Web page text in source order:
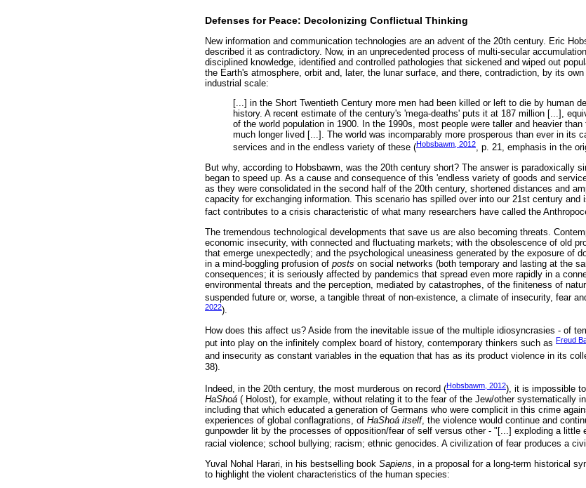
Defenses for Peace: Decolonizing Conflictual Thinking
New information and communication technologies are an advent of the 20th century. Eric
described it as contradictory. Now, in an unprecedented process of multi-secular
disciplined knowledge, identified and controlled pathologies that sickened and wiped out
the Earth's atmosphere, orbit and, later, the lunar surface, and there, contradiction, by its
industrial scale:
[...] in the Short Twentieth Century more men had been killed or left to die by human
history. A recent estimate of the century's 'mega-deaths' puts it at 187 million [...],
of the world population in 1900. In the 1990s, most people were taller and heavier
much longer lived [...]. The world was incomparably more prosperous than ever in its
services and in the endless variety of these (Hobsbawm, 2012, p. 21, emphasis in the
But why, according to Hobsbawm, was the 20th century short? The answer is paradoxically
began to speed up. As a cause and consequence of this 'endless variety of goods and
as they were consolidated in the second half of the 20th century, shortened distances and
capacity for exchanging information. This scenario has spilled over into our 21st century and
fact contributes to a crisis characteristic of what many researchers have called the
The tremendous technological developments that save us are also becoming threats.
economic insecurity, with connected and fluctuating markets; with the obsolescence of old
that emerge unexpectedly; and the psychological uneasiness generated by the exposure of
in a mind-boggling profusion of posts on social networks (both temporary and lasting at the
consequences; it is seriously affected by pandemics that spread even more rapidly in a
environmental threats and the perception, mediated by catastrophes, of the finiteness of
suspended future or, worse, a tangible threat of non-existence, a climate of insecurity, fear
2022).
How does this affect us? Aside from the inevitable issue of the multiple idiosyncrasies - of
put into play on the infinitely complex board of history, contemporary thinkers such as Freud
and insecurity as constant variables in the equation that has as its product violence in its
38).
Indeed, in the 20th century, the most murderous on record (Hobsbawm, 2012
HaShoá ( Holost), for example, without relating it to the fear of the Jew/other systematically
including that which educated a generation of Germans who were complicit in this crime
experiences of global conflagrations, of HaShoá itself, the violence would continue and
gunpowder lit by the processes of opposition/fear of self versus other - "[...] exploding a little
racial violence; school bullying; racism; ethnic genocides. A civilization of fear produces a
Yuval Nohal Harari, in his bestselling book Sapiens , in a proposal for a long-term historical
to highlight the violent characteristics of the human species: